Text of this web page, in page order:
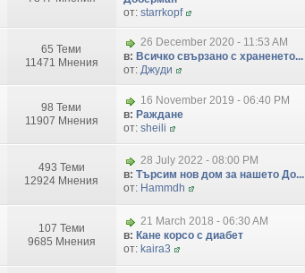
от: starrkopf
65 Теми
11471 Мнения
26 December 2020 - 11:53 AM
в: Всичко свързано с храненето...
от: Джуди
98 Теми
11907 Мнения
16 November 2019 - 06:40 PM
в: Раждане
от: sheili
493 Теми
12924 Мнения
28 July 2022 - 08:00 PM
в: Търсим нов дом за нашето До...
от: Hammdh
107 Теми
9685 Мнения
21 March 2018 - 06:30 AM
в: Кане корсо с диабет
от: kaira3